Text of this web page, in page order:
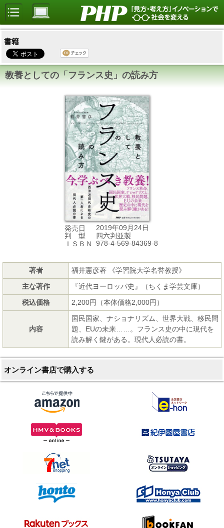
書籍
教養としての「フランス史」の読み方
発売日
2019年09月24日
判 型
四六判並製
ＩＳＢＮ
978-4-569-84369-8
著者
福井憲彦著 《学習院大学名誉教授》
主な著作
『近代ヨーロッパ史』（ちくま学芸文庫）
税込価格
2,200円（本体価格2,000円）
内容
国民国家、ナショナリズム、世界大戦、移民問
題、EUの未来……。フランス史の中に現代を
読み解く鍵がある。現代人必読の書。
オンライン書店で購入する